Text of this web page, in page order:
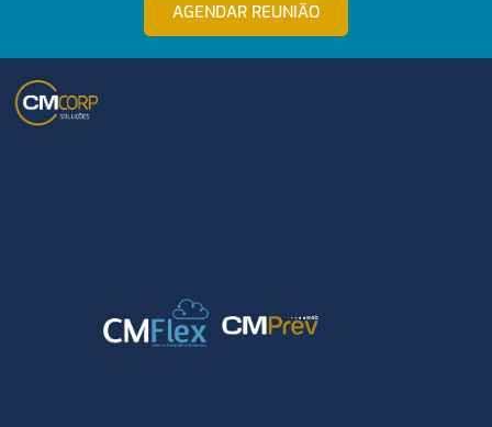
AGENDAR REUNIÃO